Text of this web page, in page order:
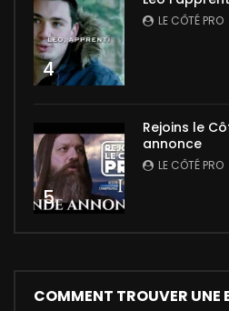
4
LE CÔTÉ PRO
5
Rejoins le
annonce
LE CÔTÉ PRO
COMMENT TROUVER UNE